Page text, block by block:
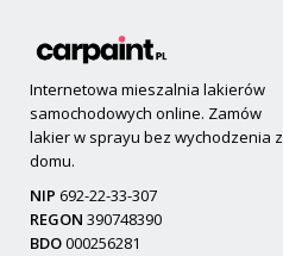
Internetowa mieszalnia lakierów
samochodowych online. Zamów
lakier w sprayu bez wychodzenia z
domu.
NIP 692-22-33-307
REGON 390748390
BDO000256281